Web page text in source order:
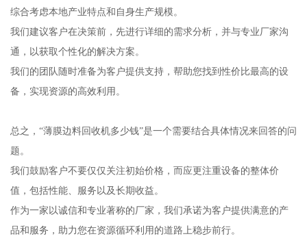
综合考虑本地产业特点和自身生产规模。
我们建议客户在决策前，先进行详细的需求分析，并与专业厂家沟
通，以获取个性化的解决方案。
我们的团队随时准备为客户提供支持，帮助您找到性价比最高的设
备，实现资源的高效利用。
总之，“薄膜边料回收机多少钱”是一个需要结合具体情况来回答的问
题。
我们鼓励客户不要仅仅关注初始价格，而应更注重设备的整体价
值，包括性能、服务以及长期收益。
作为一家以诚信和专业著称的厂家，我们承诺为客户提供满意的产
品和服务，助力您在资源循环利用的道路上稳步前行。